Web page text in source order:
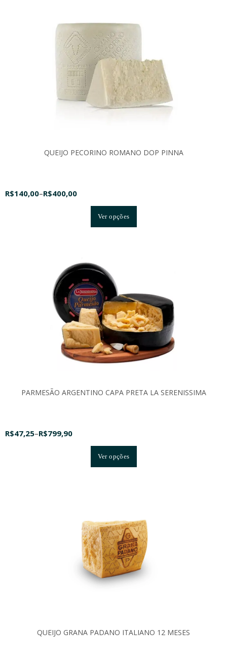
QUEIJO PECORINO ROMANO DOP PINNA
R$140,00–R$400,00
Ver opções
PARMESÃO ARGENTINO CAPA PRETA LA SERENISSIMA
R$47,25–R$799,90
Ver opções
QUEIJO GRANA PADANO ITALIANO 12 MESES